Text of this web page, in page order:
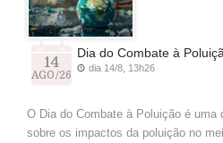
14
AGO/26
Dia do Combate à
dia 14/8, 13h26
O Dia do Combate à Poluição é uma
sobre os impactos da poluição no